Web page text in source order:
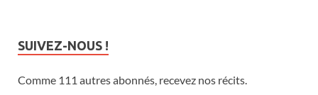
SUIVEZ-NOUS !
Comme 111 autres abonnés, recevez nos récits.